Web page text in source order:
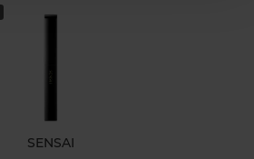
SENSAI